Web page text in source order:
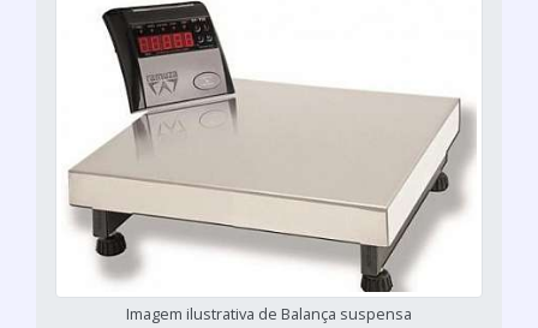
Imagem ilustrativa de Balança suspensa